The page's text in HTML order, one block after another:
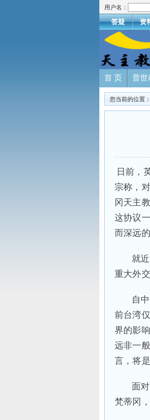
用户名：
答疑 资
首 页 普世
您当前的位置：
日前，
宗称，
冈天主
这协议
而深远
就
重大外交
自
前台湾
界的影
远非一
言，将
面
梵蒂冈